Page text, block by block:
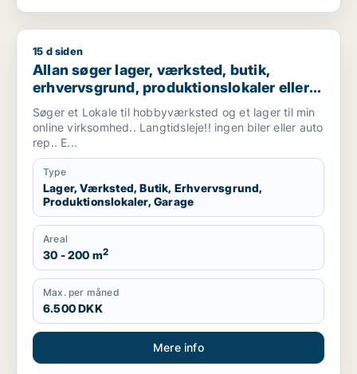
Allan søger lager, værksted, butik, erhvervsgrund,
15 d siden
Allan søger lager, værksted, butik,
erhvervsgrund, produktionslokaler eller
garage til leje i Vallensbæk, Ishøj eller
Sorø m.fl.
Søger et Lokale til hobbyværksted og et lager til min
online virksomhed.. Langtidsleje!! ingen biler eller auto
rep.. E...
Type
Lager, Værksted, Butik, Erhvervsgrund,
Produktionslokaler, Garage
Areal
30 - 200 m2
Max. per måned
6.500 DKK
Mere info